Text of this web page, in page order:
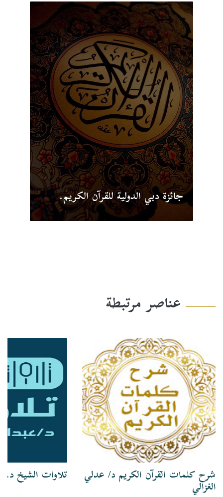
جائزة دبي الدولية للقرآن الكريم.
عناصر مرتبطة
شرح كلمات القرآن الكريم د/ عدلي
الغزالي
تلاوات الشيخ د.